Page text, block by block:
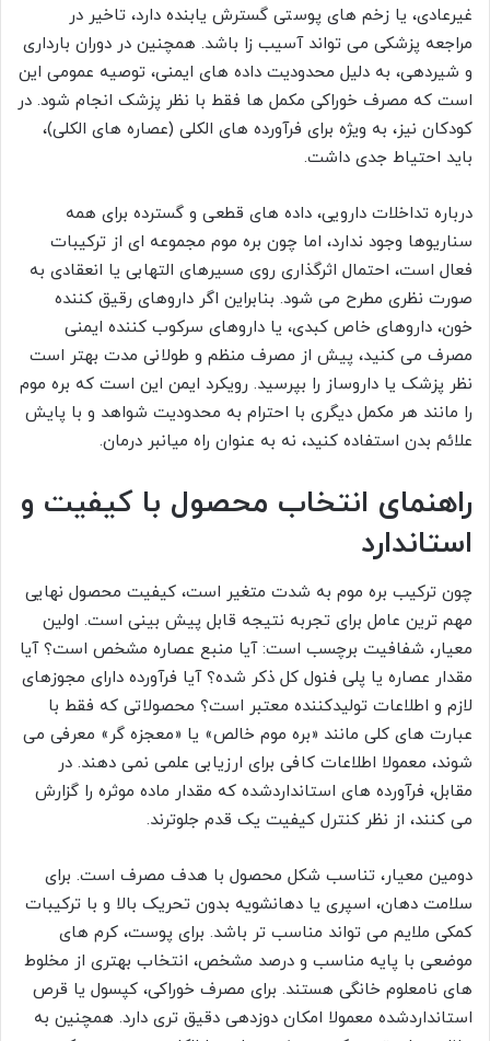
غیرعادی، یا زخم های پوستی گسترش یابنده دارد، تاخیر در
مراجعه پزشکی می تواند آسیب زا باشد. همچنین در دوران بارداری
و شیردهی، به دلیل محدودیت داده های ایمنی، توصیه عمومی این
است که مصرف خوراکی مکمل ها فقط با نظر پزشک انجام شود. در
کودکان نیز، به ویژه برای فرآورده های الکلی (عصاره های الکلی)،
باید احتیاط جدی داشت.
درباره تداخلات دارویی، داده های قطعی و گسترده برای همه
سناریوها وجود ندارد، اما چون بره موم مجموعه ای از ترکیبات
فعال است، احتمال اثرگذاری روی مسیرهای التهابی یا انعقادی به
صورت نظری مطرح می شود. بنابراین اگر داروهای رقیق کننده
خون، داروهای خاص کبدی، یا داروهای سرکوب کننده ایمنی
مصرف می کنید، پیش از مصرف منظم و طولانی مدت بهتر است
نظر پزشک یا داروساز را بپرسید. رویکرد ایمن این است که بره موم
را مانند هر مکمل دیگری با احترام به محدودیت شواهد و با پایش
علائم بدن استفاده کنید، نه به عنوان راه میانبر درمان.
راهنمای انتخاب محصول با کیفیت و
استاندارد
چون ترکیب بره موم به شدت متغیر است، کیفیت محصول نهایی
مهم ترین عامل برای تجربه نتیجه قابل پیش بینی است. اولین
معیار، شفافیت برچسب است: آیا منبع عصاره مشخص است؟ آیا
مقدار عصاره یا پلی فنول کل ذکر شده؟ آیا فرآورده دارای مجوزهای
لازم و اطلاعات تولیدکننده معتبر است؟ محصولاتی که فقط با
عبارت های کلی مانند «بره موم خالص» یا «معجزه گر» معرفی می
شوند، معمولا اطلاعات کافی برای ارزیابی علمی نمی دهند. در
مقابل، فرآورده های استانداردشده که مقدار ماده موثره را گزارش
می کنند، از نظر کنترل کیفیت یک قدم جلوترند.
دومین معیار، تناسب شکل محصول با هدف مصرف است. برای
سلامت دهان، اسپری یا دهانشویه بدون تحریک بالا و با ترکیبات
کمکی ملایم می تواند مناسب تر باشد. برای پوست، کرم های
موضعی با پایه مناسب و درصد مشخص، انتخاب بهتری از مخلوط
های نامعلوم خانگی هستند. برای مصرف خوراکی، کپسول یا قرص
استانداردشده معمولا امکان دوزدهی دقیق تری دارد. همچنین به